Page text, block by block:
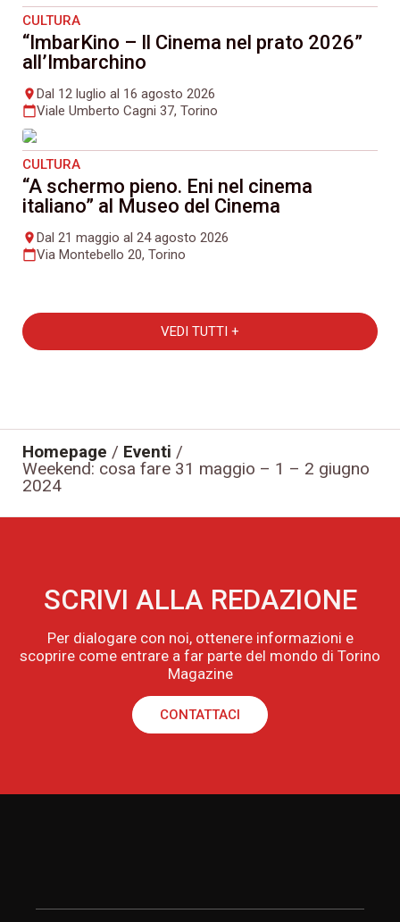
CULTURA
“ImbarKino – Il Cinema nel prato 2026”
all’Imbarchino
placeDal 12 luglio al 16 agosto 2026
calendar_todayViale Umberto Cagni 37, Torino
CULTURA
“A schermo pieno. Eni nel cinema
italiano” al Museo del Cinema
placeDal 21 maggio al 24 agosto 2026
calendar_todayVia Montebello 20, Torino
VEDI TUTTI +
Homepage / Eventi /
Weekend: cosa fare 31 maggio – 1 – 2 giugno
2024
SCRIVI ALLA REDAZIONE
Per dialogare con noi, ottenere informazioni e
scoprire come entrare a far parte del mondo di Torino
Magazine
CONTATTACI